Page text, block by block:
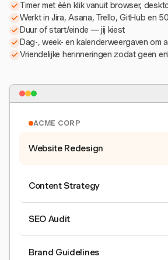
Timer met één klik vanuit browser,
Werkt in Jira, Asana, Trello, GitHub en
Duur of start/einde — jij kiest
Dag-, week- en kalenderweergaven om
Vriendelijke herinneringen zodat geen
ACME CORP
Website Redesign
Content Strategy
SEO Audit
Brand Guidelines